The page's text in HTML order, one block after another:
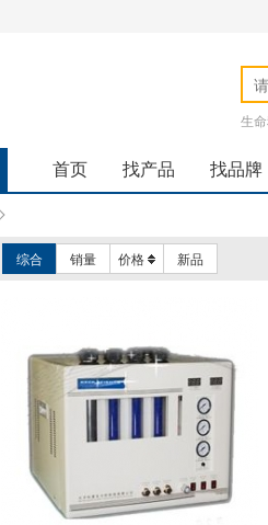
生
首页 找产品 找品牌
综合 销量 价格 新品